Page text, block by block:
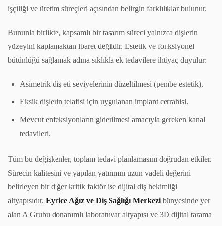
işçiliği ve üretim süreçleri açısından belirgin farklılıklar bulunur.
Bununla birlikte, kapsamlı bir tasarım süreci yalnızca dişlerin
yüzeyini kaplamaktan ibaret değildir. Estetik ve fonksiyonel
bütünlüğü sağlamak adına sıklıkla ek tedavilere ihtiyaç duyulur:
Asimetrik diş eti seviyelerinin düzeltilmesi (pembe estetik).
Eksik dişlerin telafisi için uygulanan implant cerrahisi.
Mevcut enfeksiyonların giderilmesi amacıyla gereken kanal
tedavileri.
Tüm bu değişkenler, toplam tedavi planlamasını doğrudan etkiler.
Sürecin kalitesini ve yapılan yatırımın uzun vadeli değerini
belirleyen bir diğer kritik faktör ise dijital diş hekimliği
altyapısıdır. Eyrice Ağız ve Diş Sağlığı Merkezi bünyesinde yer
alan A Grubu donanımlı laboratuvar altyapısı ve 3D dijital tarama